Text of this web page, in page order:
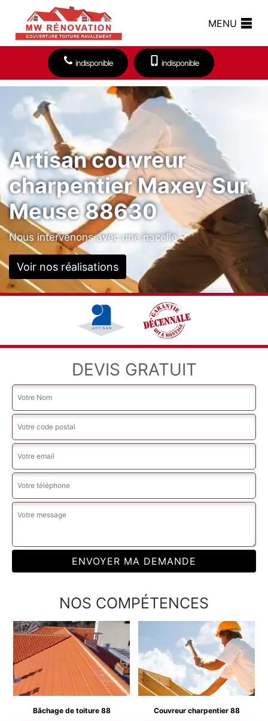
MENU
indisponible indisponible
Artisan couvreur
charpentier Maxey Sur
Meuse 88630
Nous intervenons avec une nacelle
Voir nos réalisations
DEVIS GRATUIT
NOS COMPÉTENCES
Bâchage de toiture 88 Couvreur charpentier 88